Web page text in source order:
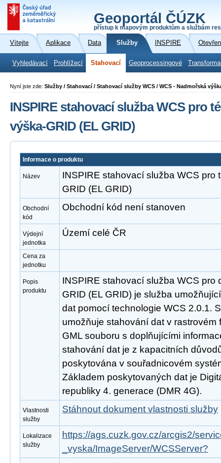
Geoportál ČÚZK
přístup k mapovým produktům a službám
Vítejte Aplikace Data Služby INSPIRE
Vyhledávací Prohlížecí Stahovací Geoprocessingové
Nyní jste zde: Služby / Stahovací / Stahovací služby WCS / WCS - Nadmořská
INSPIRE stahovací služba WCS pro
výška-GRID (EL GRID)
Informace o produktu
Název
INSPIRE stahovací služba WCS pro
GRID (EL GRID)
Obchodní
kód
Obchodní kód není stanoven
Výdejní
jednotka
Území celé ČR
Cena za
jednotku
Popis
produktu
INSPIRE stahovací služba WCS pro
GRID (EL GRID) je služba
dat pomocí technologie WCS 2.0.1.
umožňuje stahování dat v rastrovém
GML souboru s doplňujícími
stahování dat je z kapacitních
poskytována v souřadnicovém
Základem poskytovaných dat je
republiky 4. generace (DMR 4G).
Vlastnosti
služby
Stáhnout dokument vlastnosti služby
Lokalizace
služby
https://ags.cuzk.gov.cz/arcgis2/
_vyska/ImageServer/WCSServer?